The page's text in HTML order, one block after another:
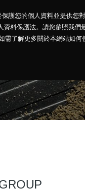
護您的個人資料並提供您
資料保護法。請您參照我們
需了解更多關於本網站如